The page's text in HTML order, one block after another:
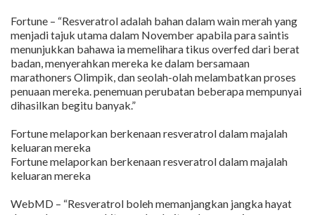
Fortune – “Resveratrol adalah bahan dalam wain merah yang
menjadi tajuk utama dalam November apabila para saintis
menunjukkan bahawa ia memelihara tikus overfed dari berat
badan, menyerahkan mereka ke dalam bersamaan
marathoners Olimpik, dan seolah-olah melambatkan proses
penuaan mereka. penemuan perubatan beberapa mempunyai
dihasilkan begitu banyak.”
Fortune melaporkan berkenaan resveratrol dalam majalah
keluaran mereka
Fortune melaporkan berkenaan resveratrol dalam majalah
keluaran mereka
WebMD – “Resveratrol boleh memanjangkan jangka hayat